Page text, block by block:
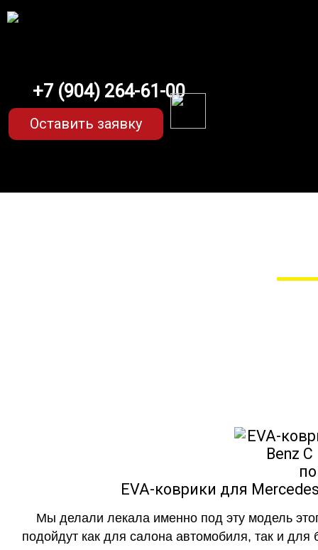
+7 (904) 264-61-00
Оставить заявку
EVA-коврики для
Мы делали лекала именно под эту модель
подойдут как для салона автомобиля, так и для